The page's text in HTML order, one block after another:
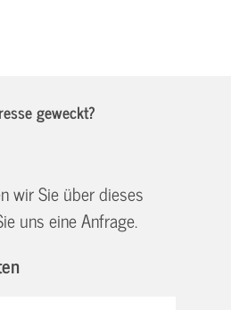
geweckt?
wir Sie über dieses
uns eine Anfrage.